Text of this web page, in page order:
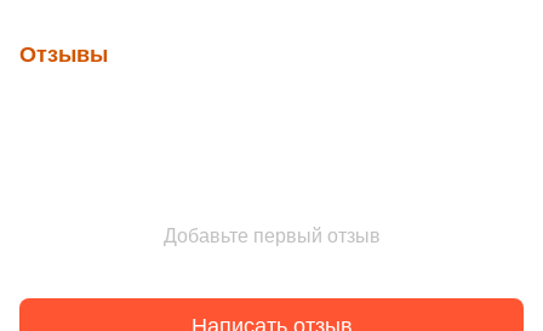
Отзывы
Добавьте первый отзыв